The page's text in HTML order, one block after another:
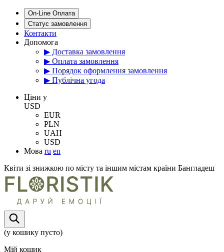
On-Line Оплата
Статус замовлення
Контакти
Допомога
▶ Доставка замовлення
▶ Оплата замовлення
▶ Порядок оформлення замовлення
▶ Публічна угода
Цiни у
USD
EUR
PLN
UAH
USD
Мова ru en
Квіти зі знижкою по місту та іншим містам країни Бангладеш
(у кошику пусто)
Мій кошик